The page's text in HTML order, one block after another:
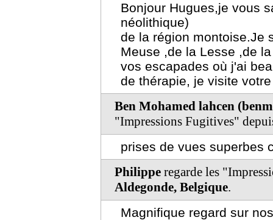
Bonjour Hugues,je vous
néolithique)
de la région montoise.Je
Meuse ,de la Lesse ,de
vos escapades où j'ai
de thérapie, je visite
Ben Mohamed lahcen
"Impressions Fugitives"
prises de vues superbes
Philippe regarde les
Aldegonde, Belgique.
Magnifique regard sur